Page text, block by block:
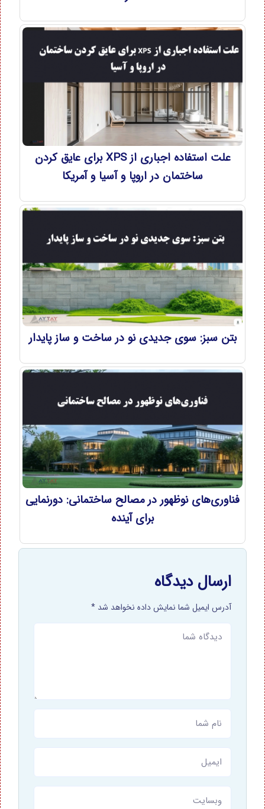
علت استفاده اجباری از XPS برای عایق کردن
ساختمان در اروپا و آسیا و آمریکا
بتن سبز: سوی جدیدی نو در ساخت و ساز پایدار
فناوری‌های نوظهور در مصالح ساختمانی: دورنمایی
برای آینده
ارسال دیدگاه
آدرس ایمیل شما نمایش داده نخواهد شد *